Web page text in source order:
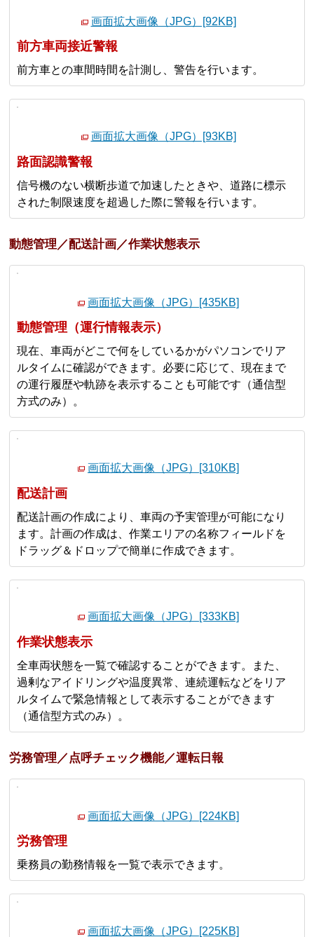
画面拡大画像（JPG）[92KB]
前方車両接近警報
前方車との車間時間を計測し、警告を行います。
画面拡大画像（JPG）[93KB]
路面認識警報
信号機のない横断歩道で加速したときや、道路に標示
された制限速度を超過した際に警報を行います。
動態管理／配送計画／作業状態表示
画面拡大画像（JPG）[435KB]
動態管理（運行情報表示）
現在、車両がどこで何をしているかがパソコンでリア
ルタイムに確認ができます。必要に応じて、現在まで
の運行履歴や軌跡を表示することも可能です（通信型
方式のみ）。
画面拡大画像（JPG）[310KB]
配送計画
配送計画の作成により、車両の予実管理が可能になり
ます。計画の作成は、作業エリアの名称フィールドを
ドラッグ＆ドロップで簡単に作成できます。
画面拡大画像（JPG）[333KB]
作業状態表示
全車両状態を一覧で確認することができます。また、
過剰なアイドリングや温度異常、連続運転などをリア
ルタイムで緊急情報として表示することができます
（通信型方式のみ）。
労務管理／点呼チェック機能／運転日報
画面拡大画像（JPG）[224KB]
労務管理
乗務員の勤務情報を一覧で表示できます。
画面拡大画像（JPG）[225KB]